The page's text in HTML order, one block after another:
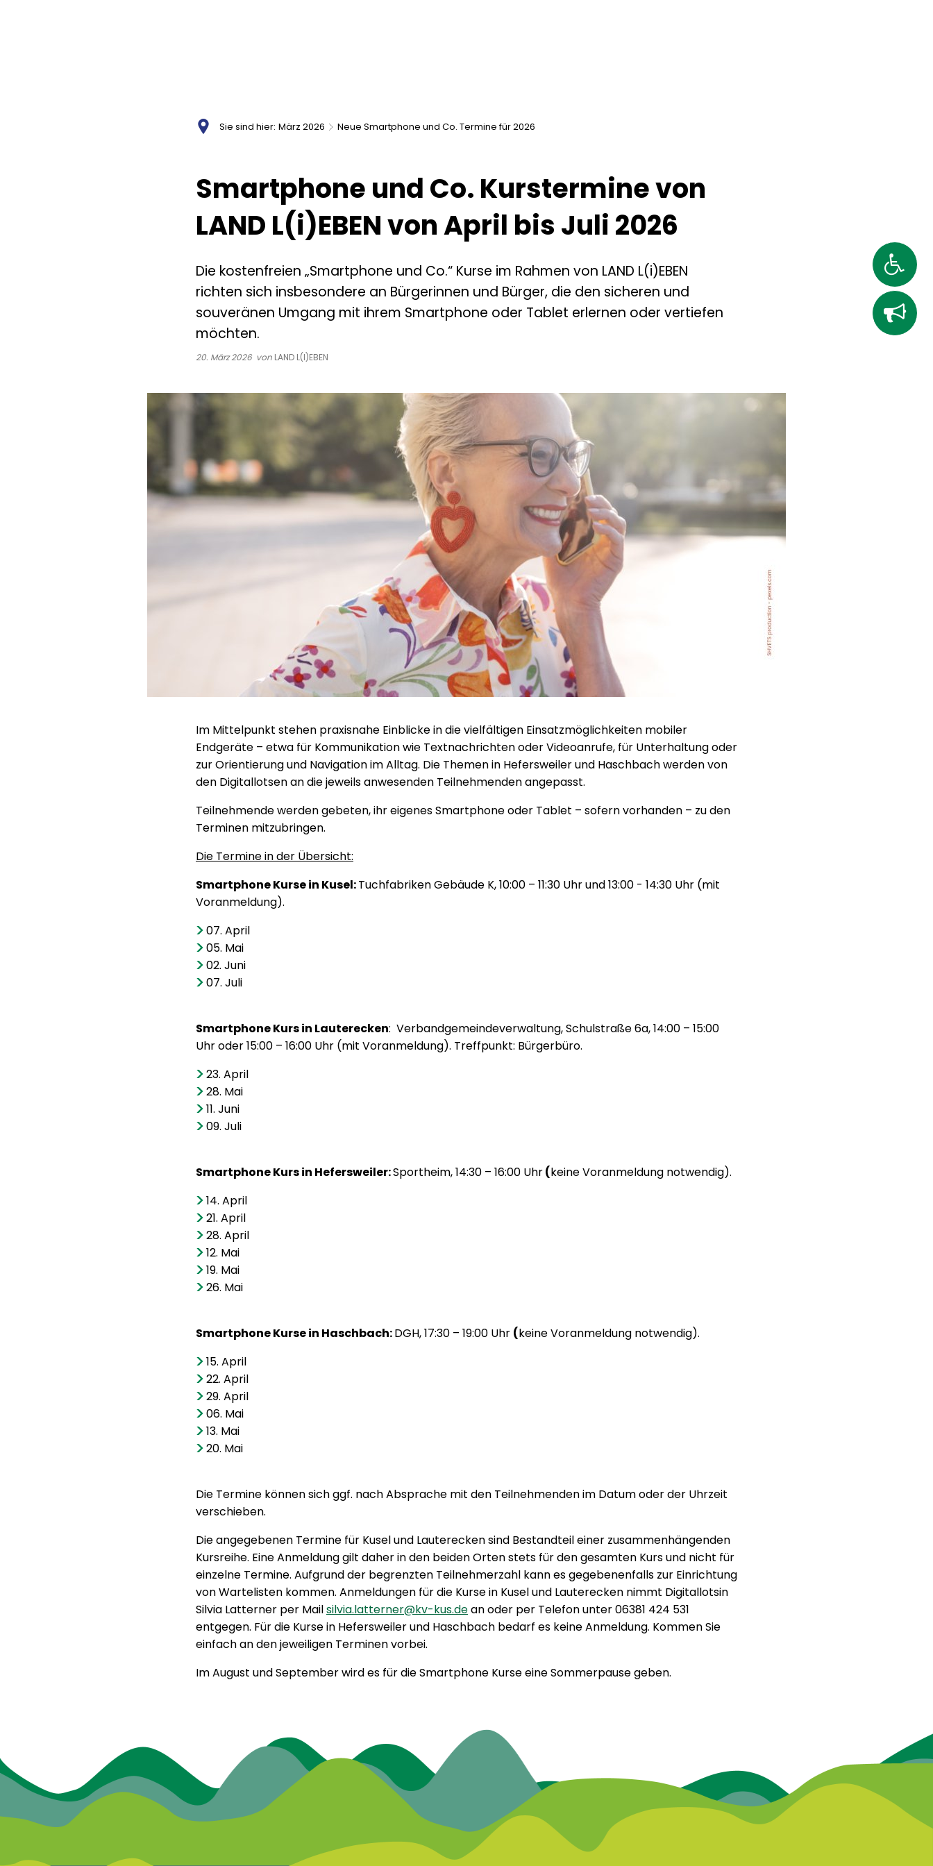
Sie sind hier: März 2026 Neue Smartphone und Co. Termine für 2026
Smartphone und Co. Kurstermine von
LAND L(i)EBEN von April bis Juli 2026
Die kostenfreien „Smartphone und Co.“ Kurse im Rahmen von LAND L(i)EBEN
richten sich insbesondere an Bürgerinnen und Bürger, die den sicheren und
souveränen Umgang mit ihrem Smartphone oder Tablet erlernen oder vertiefen
möchten.
20. März 2026 von LAND L(I)EBEN
Im Mittelpunkt stehen praxisnahe Einblicke in die vielfältigen Einsatzmöglichkeiten mobiler
Endgeräte – etwa für Kommunikation wie Textnachrichten oder Videoanrufe, für Unterhaltung oder
zur Orientierung und Navigation im Alltag. Die Themen in Hefersweiler und Haschbach werden von
den Digitallotsen an die jeweils anwesenden Teilnehmenden angepasst.
Teilnehmende werden gebeten, ihr eigenes Smartphone oder Tablet – sofern vorhanden – zu den
Terminen mitzubringen.
Die Termine in der Übersicht:
Smartphone Kurse in Kusel:Tuchfabriken Gebäude K, 10:00 – 11:30 Uhr und 13:00 - 14:30 Uhr (mit
Voranmeldung).
07. April
05. Mai
02. Juni
07. Juli
Smartphone Kurs in Lauterecken: Verbandgemeindeverwaltung, Schulstraße 6a, 14:00 – 15:00
Uhr oder 15:00 – 16:00 Uhr (mit Voranmeldung). Treffpunkt: Bürgerbüro.
23. April
28. Mai
11. Juni
09. Juli
Smartphone Kurs in Hefersweiler:Sportheim, 14:30 – 16:00 Uhr(keine Voranmeldung notwendig).
14. April
21. April
28. April
12. Mai
19. Mai
26. Mai
Smartphone Kurse in Haschbach:DGH, 17:30 – 19:00 Uhr (keine Voranmeldung notwendig).
15. April
22. April
29. April
06. Mai
13. Mai
20. Mai
Die Termine können sich ggf. nach Absprache mit den Teilnehmenden im Datum oder der Uhrzeit
verschieben.
Die angegebenen Termine für Kusel und Lauterecken sind Bestandteil einer zusammenhängenden
Kursreihe. Eine Anmeldung gilt daher in den beiden Orten stets für den gesamten Kurs und nicht für
einzelne Termine. Aufgrund der begrenzten Teilnehmerzahl kann es gegebenenfalls zur Einrichtung
von Wartelisten kommen. Anmeldungen für die Kurse in Kusel und Lauterecken nimmt Digitallotsin
Silvia Latterner per Mailsilvia.latterner@kv-kus.dean oder per Telefon unter 06381 424 531
entgegen. Für die Kurse in Hefersweiler und Haschbach bedarf es keine Anmeldung. Kommen Sie
einfach an den jeweiligen Terminen vorbei.
Im August und September wird es für die Smartphone Kurse eine Sommerpause geben.